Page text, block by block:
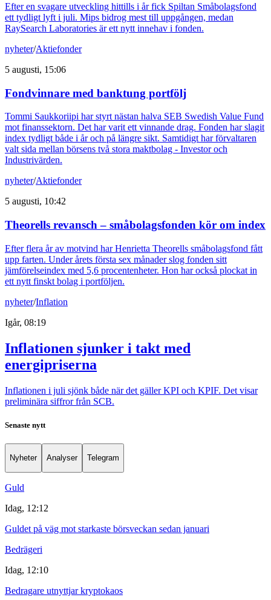
Efter en svagare utveckling hittills i år fick Spiltan Småbolagsfond
ett tydligt lyft i juli. Mips bidrog mest till uppgången, medan
RaySearch Laboratories är ett nytt innehav i fonden.
nyheter/Aktiefonder
5 augusti, 15:06
Fondvinnare med banktung portfölj
Tommi Saukkoriipi har styrt nästan halva SEB Swedish Value Fund
mot finanssektorn. Det har varit ett vinnande drag. Fonden har slagit
index tydligt både i år och på längre sikt. Samtidigt har förvaltaren
valt sida mellan börsens två stora maktbolag - Investor och
Industrivärden.
nyheter/Aktiefonder
5 augusti, 10:42
Theorells revansch – småbolagsfonden kör om index
Efter flera år av motvind har Henrietta Theorells småbolagsfond fått
upp farten. Under årets första sex månader slog fonden sitt
jämförelseindex med 5,6 procentenheter. Hon har också plockat in
ett nytt finskt bolag i portföljen.
nyheter/Inflation
Igår, 08:19
Inflationen sjunker i takt med
energipriserna
Inflationen i juli sjönk både när det gäller KPI och KPIF. Det visar
preliminära siffror från SCB.
Senaste nytt
Nyheter Analyser Telegram
Guld
Idag, 12:12
Guldet på väg mot starkaste börsveckan sedan januari
Bedrägeri
Idag, 12:10
Bedragare utnyttjar kryptokaos